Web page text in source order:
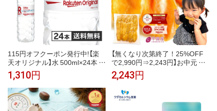
115円オフクーポン発行中!【楽
天オリジナル】水 500ml×24本 天
然水 ミネラルウォーター 飲料水
まとめ買い 安い 業務用 家庭用
大容量 オフィス コスパ最強 熱
中症対策 500ml 24本
1,310円
【無くなり次第終了！25%OFF
で2,990円⇒2,243円】お中元 ギ
フト 干し芋 茨城県産 紅はるか
訳あり 1kg 食べ物 和菓子 おや
つ 送料無料 国産 無添加 切り落
とし さつまいも スイーツ ダイ
エット お菓子 和スイーツ お祝
2,243円